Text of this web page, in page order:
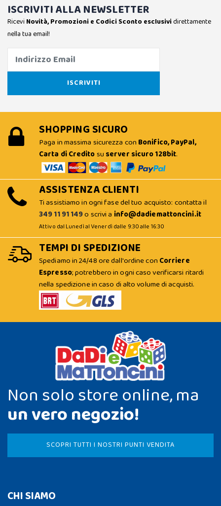
ISCRIVITI ALLA NEWSLETTER
Ricevi Novità, Promozioni e Codici Sconto esclusividirettamente
nella tua email!
SHOPPING SICURO
Paga in massima sicurezza con Bonifico, PayPal,
Carta di Creditosu server sicuro 128bit.
ASSISTENZA CLIENTI
Ti assistiamo in ogni fase del tuo acquisto: contatta il
349 11 91 149o scrivi a info@dadiemattoncini.it
Attivo dal Lunedì al Venerdì dalle 9:30 alle 16:30
TEMPI DI SPEDIZIONE
Spediamo in 24/48 ore dall'ordine con Corriere
Espresso; potrebbero in ogni caso verificarsi ritardi
nella spedizione in caso di alto volume di acquisti.
Non solo store online, ma
un vero negozio!
SCOPRI TUTTI I NOSTRI PUNTI VENDITA
CHI SIAMO